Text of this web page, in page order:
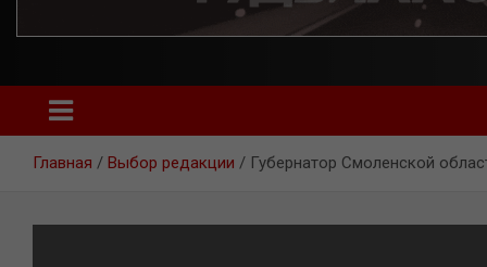
Главная Выбор редакции Губернатор Смоленской